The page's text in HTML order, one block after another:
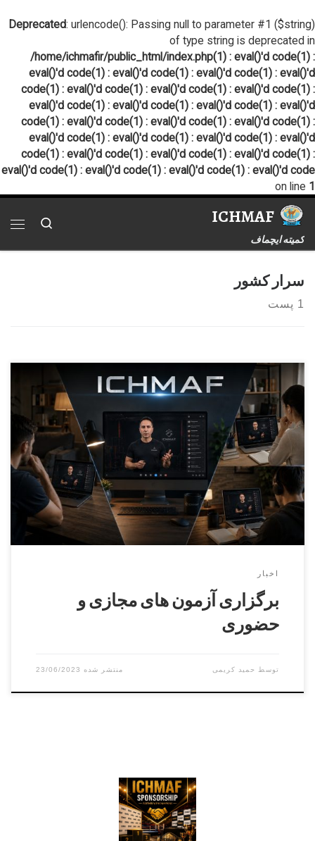
Deprecated: urlencode(): Passing null to parameter #1 ($string)
of type string is deprecated in
/home/ichmafir/public_html/index.php(1) : eval()'d code(1) :
eval()'d code(1) : eval()'d code(1) : eval()'d code(1) : eval()'d
code(1) : eval()'d code(1) : eval()'d code(1) : eval()'d code(1) :
eval()'d code(1) : eval()'d code(1) : eval()'d code(1) : eval()'d
code(1) : eval()'d code(1) : eval()'d code(1) : eval()'d code(1) :
eval()'d code(1) : eval()'d code(1) : eval()'d code(1) : eval()'d
code(1) : eval()'d code(1) : eval()'d code(1) : eval()'d code(1) :
eval()'d code(1) : eval()'d code(1) : eval()'d code(1) : eval()'d code
on line 1
پرش به محتوا
ICHMAF
کمیته ایچماف
Search
سرار کشور
1 پست
برگزاری آزمون های مجازی ایچماف
اخبار
برگزاری آزمون های مجازی و
حضوری
توسط حمید کریمی 23/06/2023